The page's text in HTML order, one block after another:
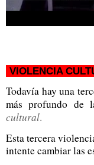
VIOLENCIA
Todavía hay una
más profundo de
cultural.
Esta tercera
intente cambiar las